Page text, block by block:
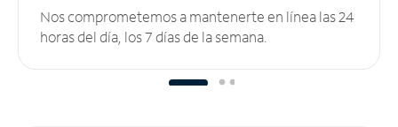
Nos comprometemos a mantenerte en línea las 24
horas del día, los 7 días de la semana.